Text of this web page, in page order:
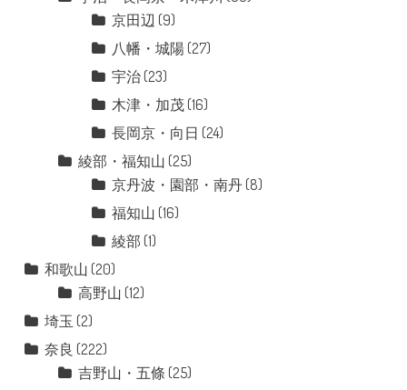
京田辺 (9)
八幡・城陽 (27)
宇治(23)
木津・加茂(16)
長岡京・向日 (24)
綾部・福知山 (25)
京丹波・園部・南丹(8)
福知山 (16)
綾部 (1)
和歌山 (20)
高野山 (12)
埼玉 (2)
奈良 (222)
吉野山・五條 (25)